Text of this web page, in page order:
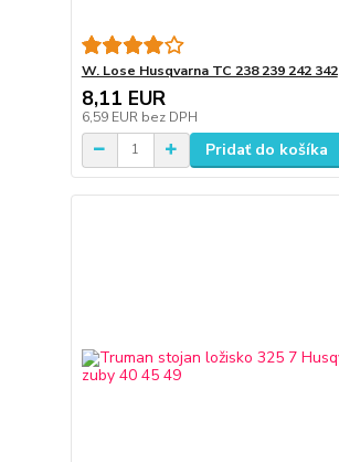
W. Lose Husqvarna TC 238 239 242 342
8,11 EUR
6,59 EUR bez DPH
Pridať do košíka